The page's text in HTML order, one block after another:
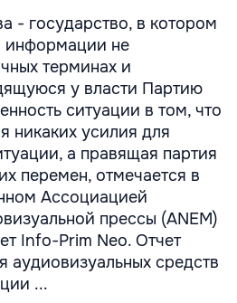
- государство, в котором
информации не
терминах и
у власти Партию
ситуации в том, что
никаких усилия для
а правящая партия
перемен, отмечается в
Ассоциацией
прессы (ANEM)
Info-Prim Neo. Отчет
аудиовизуальных средств
...